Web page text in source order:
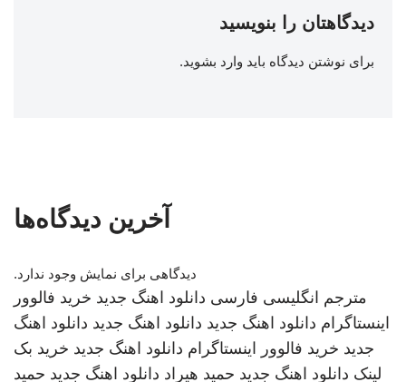
دیدگاهتان را بنویسید
برای نوشتن دیدگاه باید وارد بشوید.
آخرین دیدگاه‌ها
دیدگاهی برای نمایش وجود ندارد.
مترجم انگلیسی فارسی دانلود اهنگ جدید خرید فالوور
اینستاگرام دانلود اهنگ جدید دانلود اهنگ جدید دانلود اهنگ
جدید خرید فالوور اینستاگرام دانلود اهنگ جدید خرید بک
لینک دانلود اهنگ جدید حمید هیراد دانلود اهنگ جدید حمید